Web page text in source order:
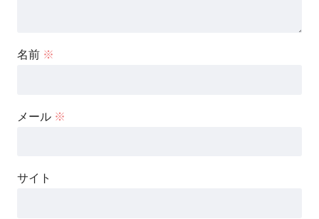
名前 ※
メール ※
サイト